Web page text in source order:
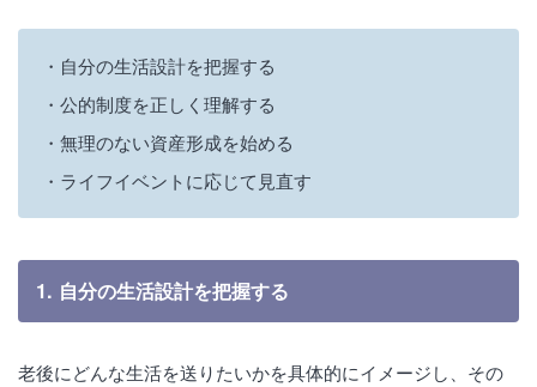
自分の生活設計を把握する
公的制度を正しく理解する
無理のない資産形成を始める
ライフイベントに応じて見直す
1. 自分の生活設計を把握する
老後にどんな生活を送りたいかを具体的にイメージし、その